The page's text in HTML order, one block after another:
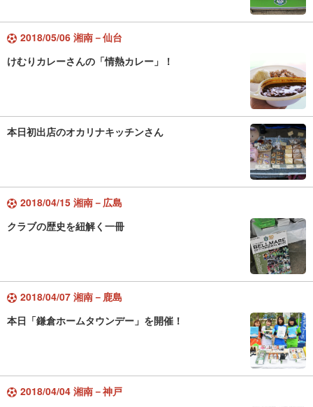
2018/05/06 湘南－仙台
けむりカレーさんの「情熱カレー」！
本日初出店のオカリナキッチンさん
2018/04/15 湘南－広島
クラブの歴史を紐解く一冊
2018/04/07 湘南－鹿島
本日「鎌倉ホームタウンデー」を開催！
2018/04/04 湘南－神戸